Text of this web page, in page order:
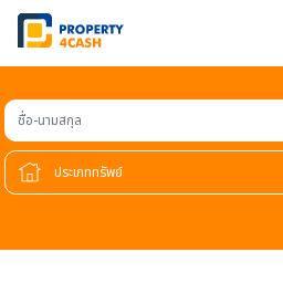
ชื่อ-นามสกุล